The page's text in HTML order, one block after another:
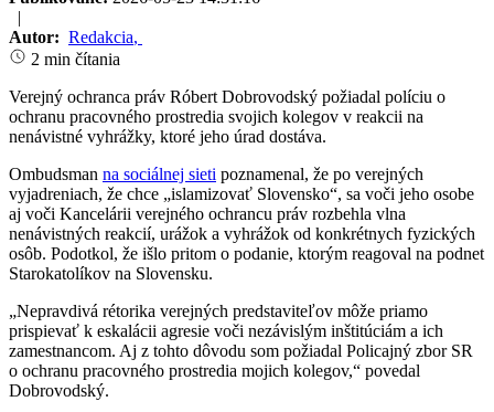
|
Autor: Redakcia,
2 min čítania
Verejný ochranca práv Róbert Dobrovodský požiadal políciu o
ochranu pracovného prostredia svojich kolegov v reakcii na
nenávistné vyhrážky, ktoré jeho úrad dostáva.
Ombudsman na sociálnej sieti poznamenal, že po verejných
vyjadreniach, že chce „islamizovať Slovensko“, sa voči jeho osobe
aj voči Kancelárii verejného ochrancu práv rozbehla vlna
nenávistných reakcií, urážok a vyhrážok od konkrétnych fyzických
osôb. Podotkol, že išlo pritom o podanie, ktorým reagoval na podnet
Starokatolíkov na Slovensku.
„Nepravdivá rétorika verejných predstaviteľov môže priamo
prispievať k eskalácii agresie voči nezávislým inštitúciám a ich
zamestnancom. Aj z tohto dôvodu som požiadal Policajný zbor SR
o ochranu pracovného prostredia mojich kolegov,“ povedal
Dobrovodský.